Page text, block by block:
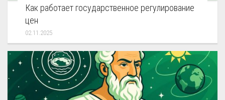
Как работает государственное регулирование
цен
02.11.2025